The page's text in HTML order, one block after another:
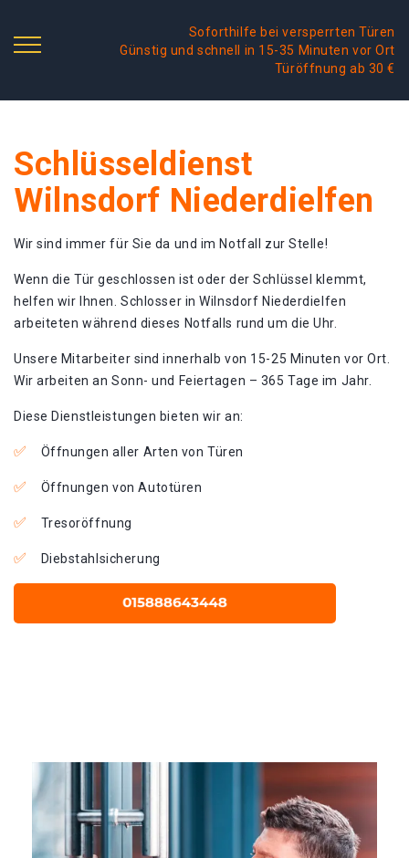
Soforthilfe bei versperrten Türen
Günstig und schnell in 15-35 Minuten vor Ort
Türöffnung ab 30 €
Schlüsseldienst
Wilnsdorf Niederdielfen
Wir sind immer für Sie da und im Notfall zur Stelle!
Wenn die Tür geschlossen ist oder der Schlüssel klemmt,
helfen wir Ihnen. Schlosser in Wilnsdorf Niederdielfen
arbeiteten während dieses Notfalls rund um die Uhr.
Unsere Mitarbeiter sind innerhalb von 15-25 Minuten vor Ort.
Wir arbeiten an Sonn- und Feiertagen – 365 Tage im Jahr.
Diese Dienstleistungen bieten wir an:
Öffnungen aller Arten von Türen
Öffnungen von Autotüren
Tresoröffnung
Diebstahlsicherung